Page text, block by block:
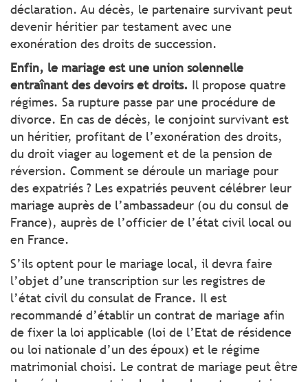
déclaration. Au décès, le partenaire survivant peut
devenir héritier par testament avec une
exonération des droits de succession.
Enfin, le mariage est une union solennelle
entraînant des devoirs et droits. Il propose quatre
régimes. Sa rupture passe par une procédure de
divorce. En cas de décès, le conjoint survivant est
un héritier, profitant de l’exonération des droits,
du droit viager au logement et de la pension de
réversion. Comment se déroule un mariage pour
des expatriés ? Les expatriés peuvent célébrer leur
mariage auprès de l’ambassadeur (ou du consul de
France), auprès de l’officier de l’état civil local ou
en France.
S’ils optent pour le mariage local, il devra faire
l’objet d’une transcription sur les registres de
l’état civil du consulat de France. Il est
recommandé d’établir un contrat de mariage afin
de fixer la loi applicable (loi de l’Etat de résidence
ou loi nationale d’un des époux) et le régime
matrimonial choisi. Le contrat de mariage peut être